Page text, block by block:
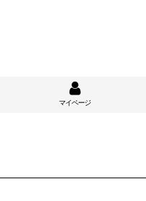
マイページ